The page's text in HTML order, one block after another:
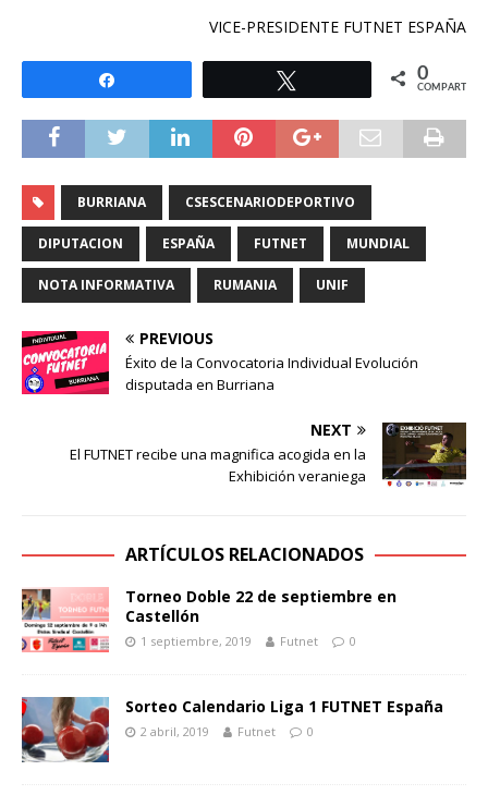
VICE-PRESIDENTE FUTNET ESPAÑA
0
COMPARTIR
BURRIANA CSESCENARIODEPORTIVO
DIPUTACION ESPAÑA FUTNET MUNDIAL
NOTA INFORMATIVA RUMANIA UNIF
PREVIOUS
Éxito de la Convocatoria Individual Evolución
disputada en Burriana
NEXT
El FUTNET recibe una magnifica acogida en la
Exhibición veraniega
ARTÍCULOS RELACIONADOS
Torneo Doble 22 de septiembre en
Castellón
1 septiembre, 2019 Futnet 0
Sorteo Calendario Liga 1 FUTNET España
2 abril, 2019 Futnet 0